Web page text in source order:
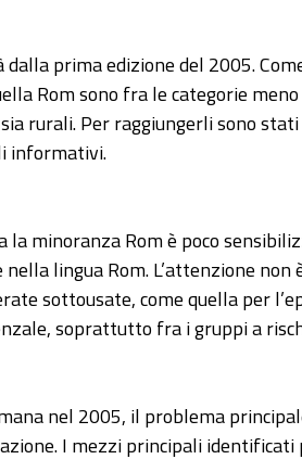
prima edizione del 2005.
Rom sono fra le categorie
rurali. Per raggiungerli sono
informativi.
minoranza Rom è poco
lingua Rom. L’attenzione non
sottousate, come quella per
soprattutto fra i gruppi a
nel 2005, il problema
I mezzi principali